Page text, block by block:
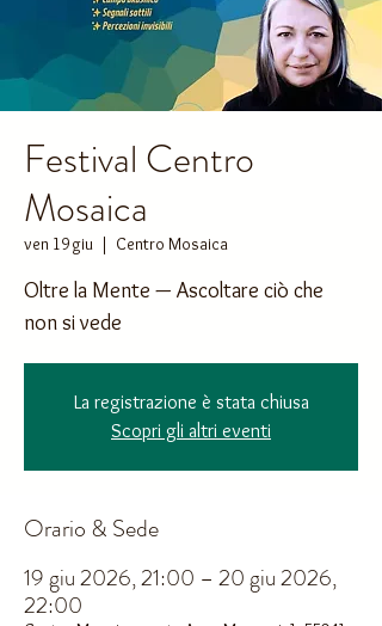
Festival Centro
Mosaica
ven 19 giu
  |
Centro Mosaica
Oltre la Mente — Ascoltare ciò che
non si vede
La registrazione è stata chiusa
Scopri gli altri eventi
Orario & Sede
19 giu 2026, 21:00 – 20 giu 2026,
22:00